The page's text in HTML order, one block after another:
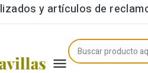
y artículos de
